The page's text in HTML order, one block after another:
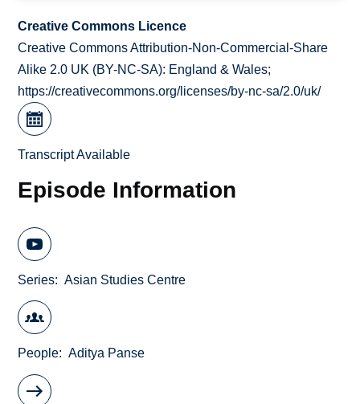
Creative Commons Licence
Creative Commons Attribution-Non-Commercial-Share
Alike 2.0 UK (BY-NC-SA): England & Wales;
https://creativecommons.org/licenses/by-nc-sa/2.0/uk/
Transcript Available
Episode Information
Series Asian Studies Centre
People Aditya Panse